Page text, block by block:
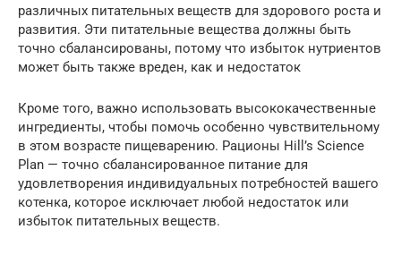
различных питательных веществ для здорового роста и
развития. Эти питательные вещества должны быть
точно сбалансированы, потому что избыток нутриентов
может быть также вреден, как и недостаток
Кроме того, важно использовать высококачественные
ингредиенты, чтобы помочь особенно чувствительному
в этом возрасте пищеварению. Рационы Hill’s Science
Plan — точно сбалансированное питание для
удовлетворения индивидуальных потребностей вашего
котенка, которое исключает любой недостаток или
избыток питательных веществ.